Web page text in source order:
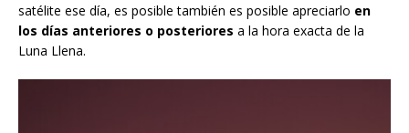
satélite ese día, es posible también es posible apreciarlo en
los días anteriores o posteriores a la hora exacta de la
Luna Llena.